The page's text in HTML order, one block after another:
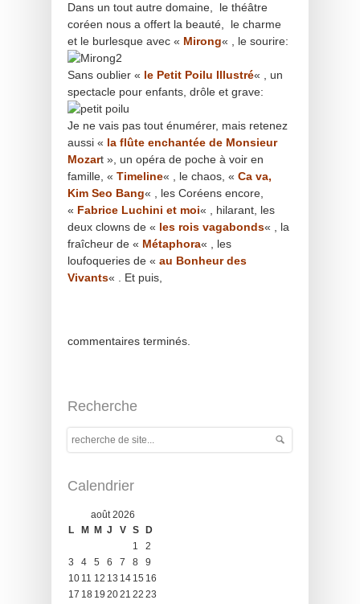
Dans un tout autre domaine, le théâtre
coréen nous a offert la beauté, le charme
et le burlesque avec « Mirong« , le sourire:
Sans oublier « le Petit Poilu Illustré« , un
spectacle pour enfants, drôle et grave:
Je ne vais pas tout énumérer, mais retenez
aussi « la flûte enchantée de Monsieur
Mozart », un opéra de poche à voir en
famille, « Timeline« , le chaos, « Ca va,
Kim Seo Bang« , les Coréens encore,
« Fabrice Luchini et moi« , hilarant, les
deux clowns de « les rois vagabonds« , la
fraîcheur de « Métaphora« , les
loufoqueries de « au Bonheur des
Vivants« . Et puis,
commentaires terminés.
Recherche
Calendrier
août 2026
L
M M J V S
D
1
2
3
4 5 6 7 8
9
10 11 12 13 14 15 16
17 18 19 2021 22 23